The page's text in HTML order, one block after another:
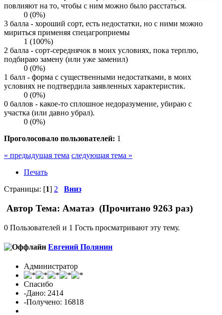
повлияют на то, чтобы с ним можно было расстаться.
0 (0%)
3 балла - хороший сорт, есть недостатки, но с ними можно
мириться применяя спецагроприемы
1 (100%)
2 балла - сорт-середнячок в моих условиях, пока терплю,
подбираю замену (или уже заменил)
0 (0%)
1 балл - форма с существенными недостатками, в моих
условиях не подтвердила заявленных характеристик.
0 (0%)
0 баллов - какое-то сплошное недоразумение, убираю с
участка (или давно убрал).
0 (0%)
Проголосовало пользователей: 1
« предыдущая тема следующая тема »
Печать
Страницы: [1] 2 Вниз
Автор Тема: Аматаэ (Прочитано 9263 раз)
0 Пользователей и 1 Гость просматривают эту тему.
Евгений Полянин
Администратор
Спасибо
-Дано: 2414
-Получено: 16818